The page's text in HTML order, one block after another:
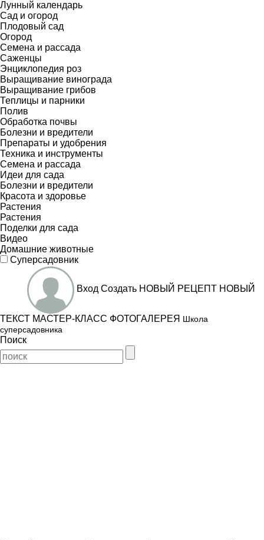
Лунный календарь
Сад и огород
Плодовый сад
Огород
Семена и рассада
Саженцы
Энциклопедия роз
Выращивание винограда
Выращивание грибов
Теплицы и парники
Полив
Обработка почвы
Болезни и вредители
Препараты и удобрения
Техника и инструменты
Семена и рассада
Идеи для сада
Болезни и вредители
Красота и здоровье
Растения
Растения
Поделки для сада
Видео
Домашние животные
Суперсадовник
Вход Создать НОВЫЙ РЕЦЕПТ НОВЫЙ
ТЕКСТ МАСТЕР-КЛАСС ФОТОГАЛЕРЕЯ Школа
суперсадовника
Поиск